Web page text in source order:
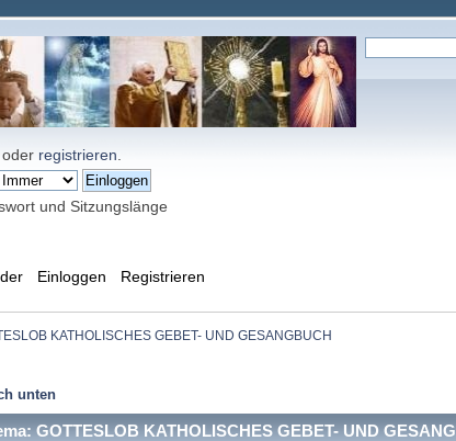
oder registrieren
und Sitzungslänge
Einloggen Registrieren
KATHOLISCHES GEBET- UND GESANGBUCH
unten
GOTTESLOB KATHOLISCHES GEBET- UND